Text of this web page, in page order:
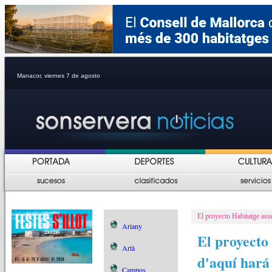
Manacor, viernes 7 de agosto
Ariany
Artà
Campos
El proyecto Habitatge
El
d'aquí hará